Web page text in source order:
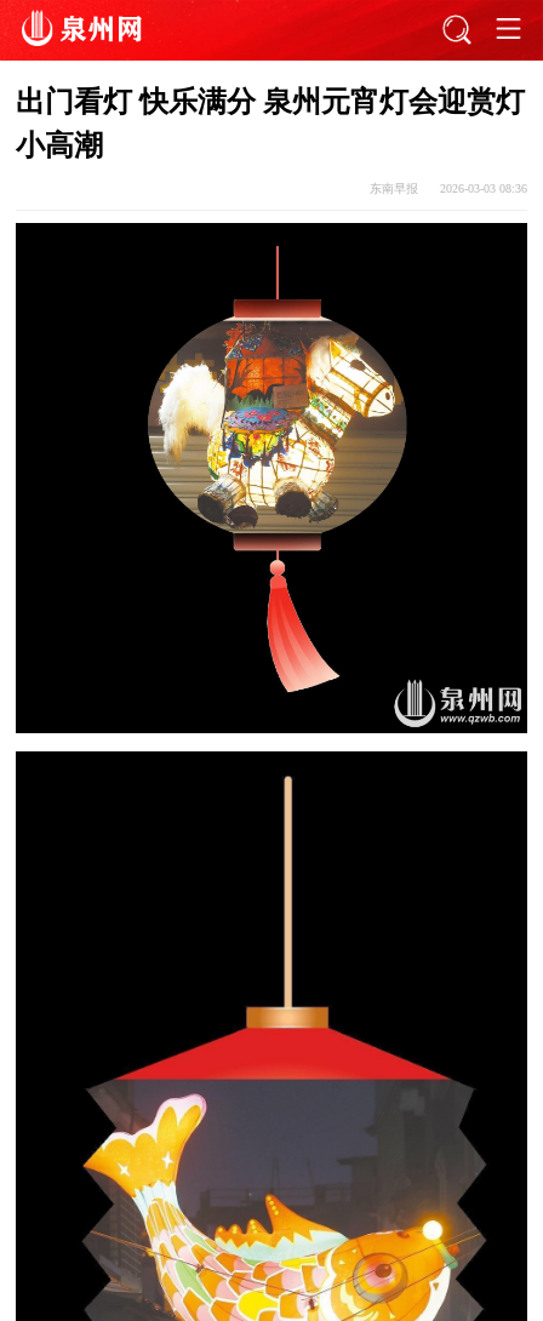
出门看灯 快乐满分 泉州元宵灯会迎赏灯
小高潮
东南早报 2026-03-03 08:36